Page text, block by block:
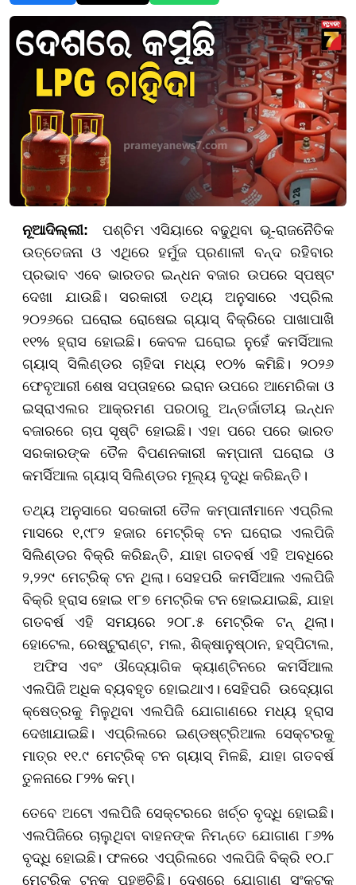
ନୂଆଦିଲ୍ଲୀ:
ପଶ୍ଚିମ ଏସିୟାରେ ବଢୁଥିବା ଭୂ-ରାଜନୈତିକ
ଉତ୍ତେଜନା ଓ ଏଥିରେ ହର୍ମୁଜ ପ୍ରଣାଳୀ ବନ୍ଦ ରହିବାର
ପ୍ରଭାବ ଏବେ ଭାରତର ଇନ୍ଧନ ବଜାର ଉପରେ ସ୍ପଷ୍ଟ
ଦେଖା ଯାଉଛି। ସରକାରୀ ତଥ୍ୟ ଅନୁସାରେ ଏପ୍ରିଲ
୨୦୨୬ରେ ଘରୋଇ ରୋଷେଇ ଗ୍ୟାସ୍ ବିକ୍ରିରେ ପାଖାପାଖି
୧୧% ହ୍ରାସ ହୋଇଛି। କେବଳ ଘରୋଇ ନୁହେଁ କମର୍ସିଆଲ
ଗ୍ୟାସ୍ ସିଲିଣ୍ଡର ଚାହିଦା ମଧ୍ୟ ୧୦% କମିଛି। ୨୦୨୬
ଫେବୃଆରୀ ଶେଷ ସପ୍ତାହରେ ଇରାନ ଉପରେ ଆମେରିକା ଓ
ଇସ୍ରାଏଲର ଆକ୍ରମଣ ପରଠାରୁ ଅନ୍ତର୍ଜାତୀୟ ଇନ୍ଧନ
ବଜାରରେ ଚାପ ସୃଷ୍ଟି ହୋଇଛି। ଏହା ପରେ ପରେ ଭାରତ
ସରକାରଙ୍କ ତୈଳ ବିପଣନକାରୀ କମ୍ପାନୀ ଘରୋଇ ଓ
କମର୍ସିଆଲ ଗ୍ୟାସ୍ ସିଲିଣ୍ଡର ମୂଲ୍ୟ ବୃଦ୍ଧି କରିଛନ୍ତି।
ତଥ୍ୟ ଅନୁସାରେ ସରକାରୀ ତୈଳ କମ୍ପାନୀମାନେ ଏପ୍ରିଲ
ମାସରେ ୧,୯୮୨ ହଜାର ମେଟ୍ରିକ୍ ଟନ ଘରୋଇ ଏଲପିଜି
ସିଲିଣ୍ଡର ବିକ୍ରି କରିଛନ୍ତି, ଯାହା ଗତବର୍ଷ ଏହି ଅବଧିରେ
୨,୨୨୯ ମେଟ୍ରିକ୍ ଟନ ଥିଲା। ସେହପରି କମର୍ସିଆଲ ଏଲପିଜି
ବିକ୍ରି ହ୍ରାସ ହୋଇ ୧୮୭ ମେଟ୍ରିକ ଟନ ହୋଇଯାଇଛି, ଯାହା
ଗତବର୍ଷ ଏହି ସମୟରେ ୨୦୮.୫ ମେଟ୍ରିକ ଟନ୍ ଥିଲା।
ହୋଟେଲ, ରେଷ୍ଟୁରାଣ୍ଟ, ମଲ, ଶିକ୍ଷାନୁଷ୍ଠାନ, ହସ୍ପିଟାଲ,
ଅଫିସ ଏବଂ ଔଦ୍ୟୋଗିକ କ୍ୟାଣ୍ଟିନରେ କମର୍ସିଆଲ
ଏଲପିଜି ଅଧିକ ବ୍ୟବହୃତ ହୋଇଥାଏ। ସେହିପରି ଉଦ୍ୟୋଗ
କ୍ଷେତ୍ରକୁ ମିଳୁଥିବା ଏଲପିଜି ଯୋଗାଣରେ ମଧ୍ୟ ହ୍ରାସ
ଦେଖାଯାଇଛି। ଏପ୍ରିଲରେ ଇଣ୍ଡଷ୍ଟ୍ରିଆଲ ସେକ୍ଟରକୁ
ମାତ୍ର ୧୧.୯ ମେଟ୍ରିକ୍ ଟନ ଗ୍ୟାସ୍ ମିଳଛି, ଯାହା ଗତବର୍ଷ
ତୁଳନାରେ ୮୨% କମ୍।
ତେବେ ଅଟୋ ଏଲପିଜି ସେକ୍ଟରରେ ଖର୍ଚ୍ଚ ବୃଦ୍ଧି ହୋଇଛି।
ଏଲପିଜିରେ ଚାଲୁଥିବା ବାହନଙ୍କ ନିମନ୍ତେ ଯୋଗାଣ ୮୬%
ବୃଦ୍ଧି ହୋଇଛି। ଫଳରେ ଏପ୍ରିଲରେ ଏଲପିଜି ବିକ୍ରି ୧୦.୮
ମେଟ୍ରିକ ଟନକୁ ପହଞ୍ଚିଛି। ଦେଶରେ ଯୋଗାଣ ସଂକଟକୁ